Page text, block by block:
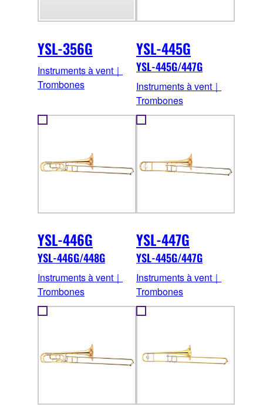
YSL-356G
Instruments à vent｜
Trombones
YSL-445G
YSL-445G/447G
Instruments à vent｜
Trombones
YSL-446G
YSL-446G/448G
Instruments à vent｜
Trombones
YSL-447G
YSL-445G/447G
Instruments à vent｜
Trombones